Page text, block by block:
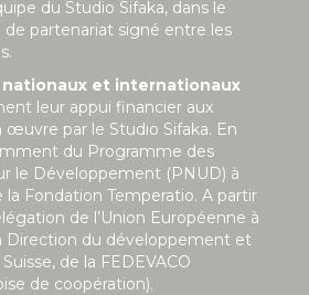
du Studio Sifaka, dans le
de partenariat signé entre les
et internationaux
leur appui financier aux
œuvre par le Studio Sifaka. En
du Programme des
le Développement (PNUD) à
la Fondation Temperatio. A partir
de l’Union Européenne à
Direction du développement et
de la FEDEVACO
de coopération).